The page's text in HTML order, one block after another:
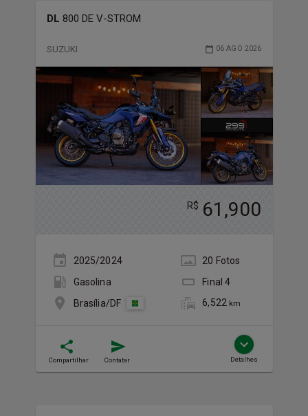
DL 800 DE V-STROM
SUZUKI 06 AGO 2026
R$ 61,900
2025/2024 20 Fotos
Gasolina
Final4
Brasília/DF
6,522 km
Compartilhar Contatar Detalhes